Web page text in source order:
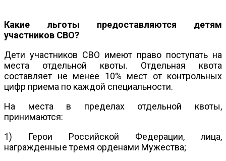
Какие льготы предоставляются детям
участников СВО?
Дети участников СВО имеют право поступать на
места отдельной квоты. Отдельная квота
составляет не менее 10% мест от контрольных
цифр приема по каждой специальности.
На места в пределах отдельной квоты,
принимаются:
1) Герои Российской Федерации, лица,
награжденные тремя орденами Мужества;